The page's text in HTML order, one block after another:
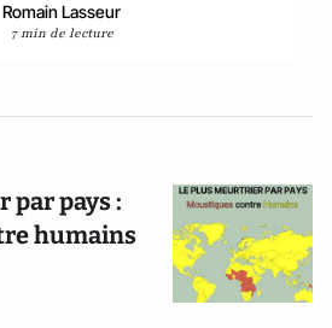
Romain Lasseur
7 min de lecture
par pays :
humains